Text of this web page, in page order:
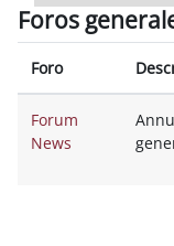
Foros
Foro
Forum
News